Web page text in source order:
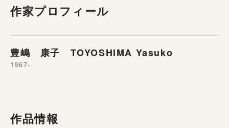
作家プロフィール
豊嶋 康子 TOYOSHIMA Yasuko
1967-
作品情報